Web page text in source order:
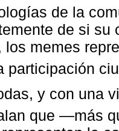
de la
de si su
memes
participación
y con una
que ―más